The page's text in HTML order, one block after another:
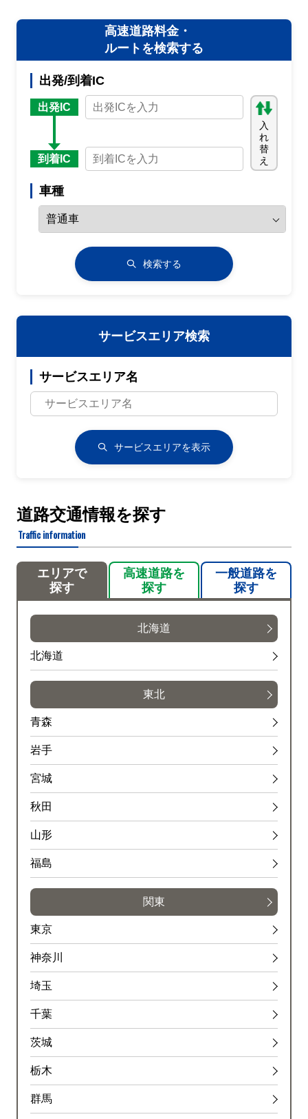
高速道路料金・
ルートを検索する
出発/到着IC
出発IC
到着IC
入
れ
替
え
車種
検索する
サービスエリア検索
サービスエリア名
サービスエリアを表示
道路交通情報を探す
Traffic information
エリアで
探す
高速道路を
探す
一般道路を
探す
北海道
北海道
東北
青森
岩手
宮城
秋田
山形
福島
関東
東京
神奈川
埼玉
千葉
茨城
栃木
群馬